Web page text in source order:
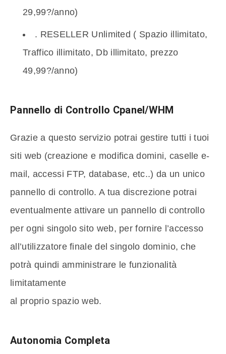
29,99?/anno)
. RESELLER Unlimited ( Spazio illimitato,
Traffico illimitato, Db illimitato, prezzo
49,99?/anno)
Pannello di Controllo Cpanel/WHM
Grazie a questo servizio potrai gestire tutti i tuoi
siti web (creazione e modifica domini, caselle e-
mail, accessi FTP, database, etc..) da un unico
pannello di controllo. A tua discrezione potrai
eventualmente attivare un pannello di controllo
per ogni singolo sito web, per fornire l’accesso
all’utilizzatore finale del singolo dominio, che
potrà quindi amministrare le funzionalità
limitatamente
al proprio spazio web.
Autonomia Completa